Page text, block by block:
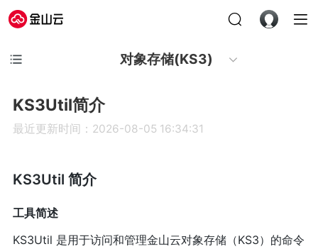
对象存储(KS3)
KS3Util简介
最近更新时间：2026-08-05 16:34:31
KS3Util 简介
工具简述
KS3Util 是用于访问和管理金山云对象存储（KS3）的命令